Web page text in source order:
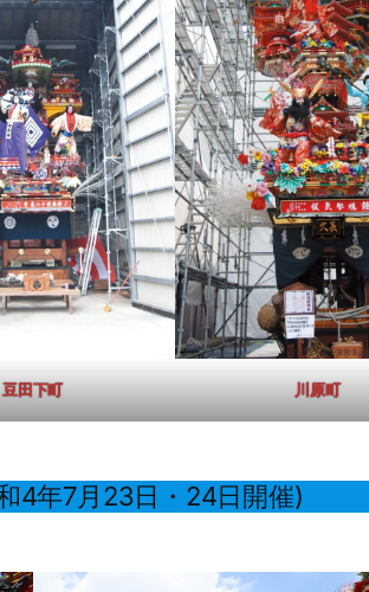
豆田下町 川原町
4年7月23日・24日開催)